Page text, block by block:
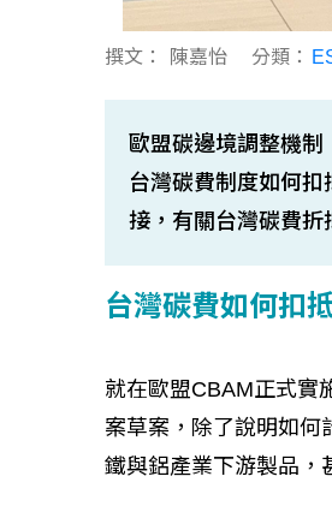
撰文： 陳嘉怡 分類：
歐盟碳邊境調整機制
台灣碳費制度如何
接，有關台灣碳費折
台灣碳費如何扣
就在歐盟CBAM正式實
案草案，除了說明如何
鐵與鋁產業下游製品，